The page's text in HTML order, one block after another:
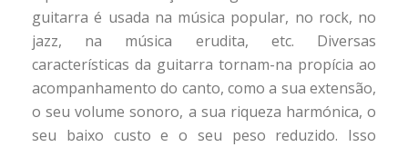
guitarra é usada na música popular, no rock, no
jazz, na música erudita, etc. Diversas
características da guitarra tornam-na propícia ao
acompanhamento do canto, como a sua extensão,
o seu volume sonoro, a sua riqueza harmónica, o
seu baixo custo e o seu peso reduzido. Isso